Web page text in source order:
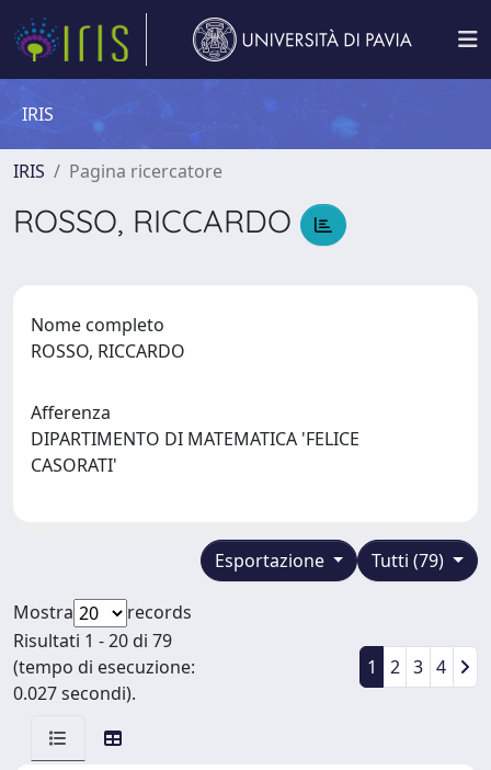
IRIS
IRIS Pagina ricercatore
ROSSO, RICCARDO
Nome completo
ROSSO, RICCARDO
Afferenza
DIPARTIMENTO DI MATEMATICA 'FELICE
CASORATI'
Tutti (79)
Esportazione
Mostra
records
Risultati 1 - 20 di 79
(tempo di esecuzione:
0.027 secondi).
1 2 3 4